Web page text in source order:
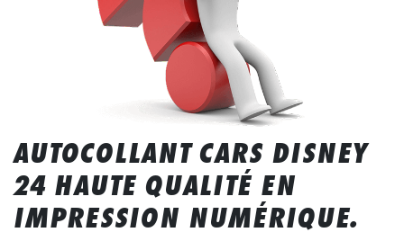
AUTOCOLLANT CARS DISNEY
24 HAUTE QUALITÉ EN
IMPRESSION NUMÉRIQUE.